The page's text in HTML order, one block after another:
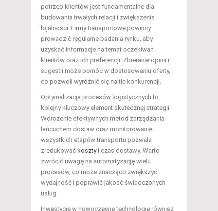
potrzeb klientów jest fundamentalne dla
budowania trwałych relacji i zwiększenia
lojalności. Firmy transportowe powinny
prowadzić regularne badania rynku, aby
uzyskać informacje na temat oczekiwań
klientów oraz ich preferencji. Zbieranie opinii i
sugestii może pomóc w dostosowaniu oferty,
co pozwoli wyróżnić się na tle konkurencji.
Optymalizacja procesów logistycznych to
kolejny kluczowy element skutecznej strategii.
Wdrożenie efektywnych metod zarządzania
łańcuchem dostaw oraz monitorowanie
wszystkich etapów transportu pozwala
zredukować kosztyi czas dostawy. Warto
zwrócić uwagę na automatyzację wielu
procesów, co może znacząco zwiększyć
wydajność i poprawić jakość świadczonych
usług.
Inwestycje w nowoczesne technologie również